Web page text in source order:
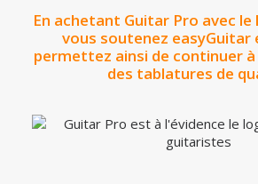
En achetant Guitar Pro avec le
vous soutenez easyGuitar
permettez ainsi de continuer
des tablatures de